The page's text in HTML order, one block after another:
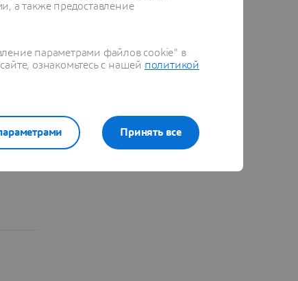
а также предоставление
параметрами файлов cookie" в
ознакомьтесь с нашей политикой
Принять все